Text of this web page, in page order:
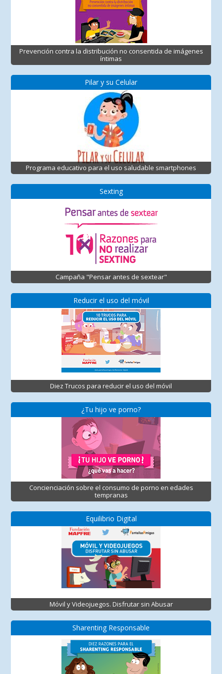
Prevención contra la distribución no consentida de imágenes
íntimas
Pilar y su Celular
Programa educativo para el uso saludable smartphones
Sexting
Campaña "Pensar antes de sextear"
Reducir el uso del móvil
Diez Trucos para reducir el uso del móvil
¿Tu hijo ve porno?
Concienciación sobre el consumo de porno en edades
tempranas
Equilibrio Digital
Móvil y Videojuegos. Disfrutar sin Abusar
Sharenting Responsable